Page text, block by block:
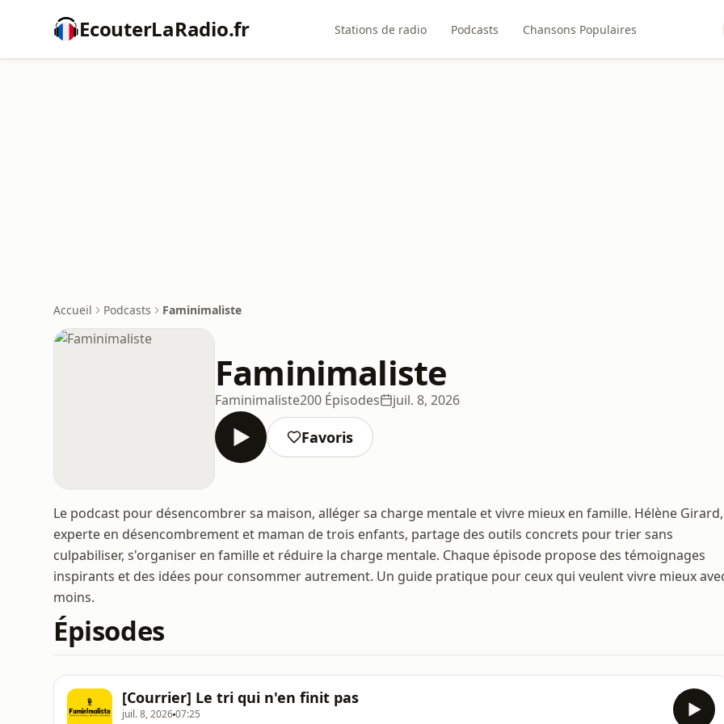
EcouterLaRadio.fr Stations de radio Podcasts Chansons Populaires
Accueil Podcasts Faminimaliste
Faminimaliste
Faminimaliste200 Épisodes juil. 8, 2026
Favoris
Le podcast pour désencombrer sa maison, alléger sa charge mentale et vivre mieux en famille. Hélène Girard,
experte en désencombrement et maman de trois enfants, partage des outils concrets pour trier sans
culpabiliser, s'organiser en famille et réduire la charge mentale. Chaque épisode propose des témoignages
inspirants et des idées pour consommer autrement. Un guide pratique pour ceux qui veulent vivre mieux
moins.
Épisodes
[Courrier] Le tri qui n'en finit pas
juil. 8, 202607:25